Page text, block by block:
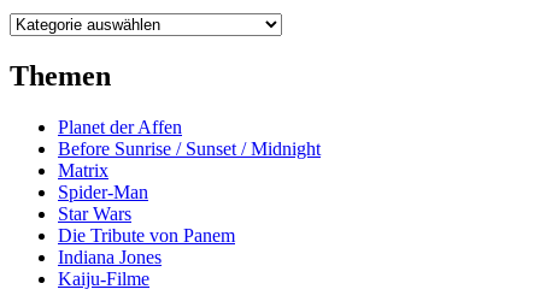
Kategorien
Themen
Planet der Affen
Before Sunrise / Sunset / Midnight
Matrix
Spider-Man
Star Wars
Die Tribute von Panem
Indiana Jones
Kaiju-Filme